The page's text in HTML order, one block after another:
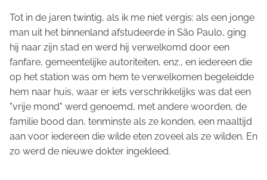
Tot in de jaren twintig, als ik me niet vergis: als een jonge
man uit het binnenland afstudeerde in São Paulo, ging
hij naar zijn stad en werd hij verwelkomd door een
fanfare, gemeentelijke autoriteiten, enz., en iedereen die
op het station was om hem te verwelkomen begeleidde
hem naar huis, waar er iets verschrikkelijks was dat een
"vrije mond" werd genoemd, met andere woorden, de
familie bood dan, tenminste als ze konden, een maaltijd
aan voor iedereen die wilde eten zoveel als ze wilden. En
zo werd de nieuwe dokter ingekleed.